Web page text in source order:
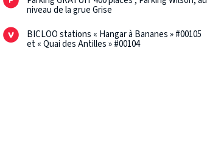
niveau de la grue Grise
BICLOO stations « Hangar à Bananes » #00105
et « Quai des Antilles » #00104